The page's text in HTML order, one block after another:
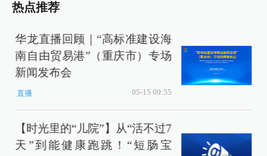
热点推荐
华龙直播回顾｜“高标准建设海
南自由贸易港”（重庆市）专场
新闻发布会
直播 05-15 09:55
【时光里的“儿院”】从“活不过7
天”到能健康跑跳！“短肠宝